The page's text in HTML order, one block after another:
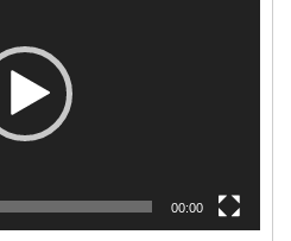
00:00